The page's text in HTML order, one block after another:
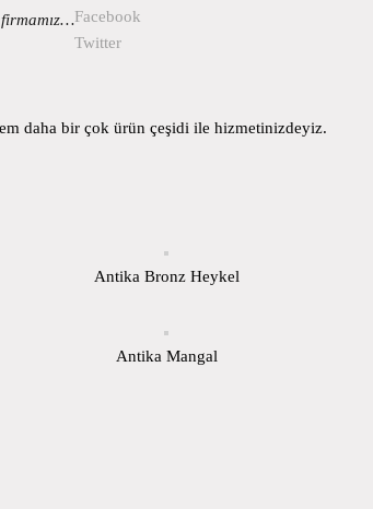
Facebook
Twitter
daha bir çok ürün çeşidi ile hizmetinizdeyiz.
Antika Bronz Heykel
Antika Mangal